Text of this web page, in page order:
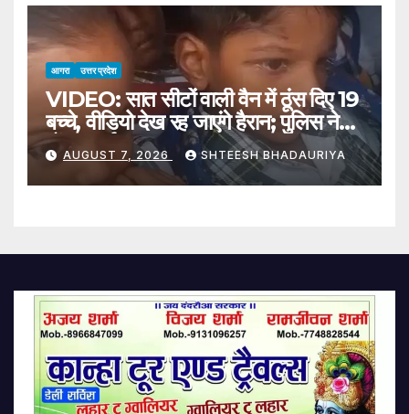
Bhuvneshwar Kumar Joins
The Team
आगरा उत्तर प्रदेश
VIDEO: सात सीटों वाली वैन में ठूंस दिए 19
बच्चे, वीडियो देख रह जाएंगे हैरान; पुलिस ने
ठोंका जुर्माना
AUGUST 7, 2026 SHTEESH BHADAURIYA